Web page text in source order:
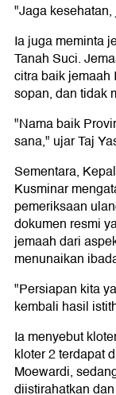
"Jaga
Ia juga meminta
Tanah Suci.
citra baik jemaah
sopan, dan tidak
"Nama baik
sana," ujar Taj
Sementara,
Kusminar
pemeriksaan
dokumen resmi
jemaah dari
menunaikan
"Persiapan kita
kembali hasil
Ia menyebut
kloter 2 terdapat
Moewardi,
diistirahatkan